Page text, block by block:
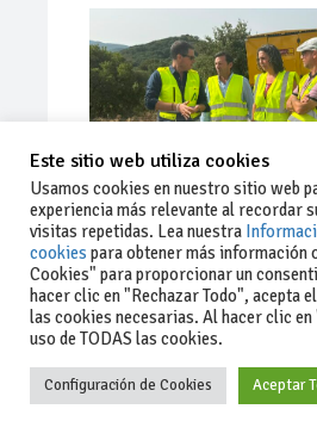
Ago 03, 2026 93
La Junta implementa
A381 por Los Barrios
Este sitio web utiliza cookies
Usamos cookies en nuestro sitio web
experiencia más relevante al recordar
visitas repetidas. Lea nuestra
cookies para obtener más información
Cookies" para proporcionar un
hacer clic en "Rechazar Todo", acepta
las cookies necesarias. Al hacer clic
uso de TODAS las cookies.
Configuración de Cookies Aceptar